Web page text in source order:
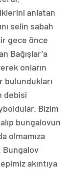
anlatan
selin sabah
gece önce
Bağışlar’a
onların
bulundukları
debisi
Bizim
bungalovun
olmamıza
Bungalov
akıntıya